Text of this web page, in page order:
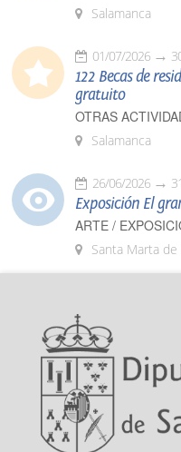
Salamanca
01/07/2026
122 Becas de
gratuito
OTRAS
Salamanca
26/06/2026
Exposición El
ARTE /
Santa Marta de